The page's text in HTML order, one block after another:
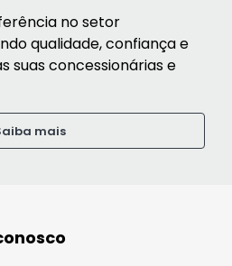
no setor
qualidade, confiança e
suas concessionárias e
mais